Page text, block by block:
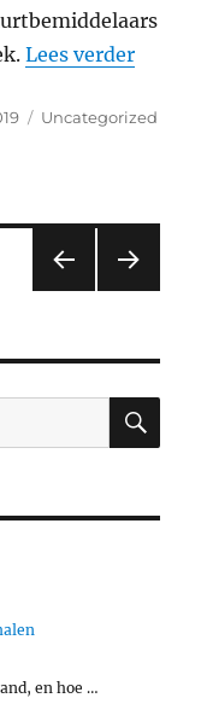
Lees verder
Categorieën
Uncategorized
NA
PAGI
NA
en hoe …